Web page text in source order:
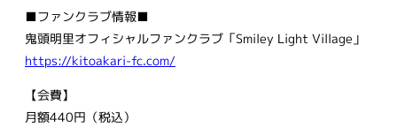
■ファンクラブ情報■
鬼頭明里オフィシャルファンクラブ「Smiley Light Village」
https://kitoakari-fc.com/
【会費】
月額440円（税込）